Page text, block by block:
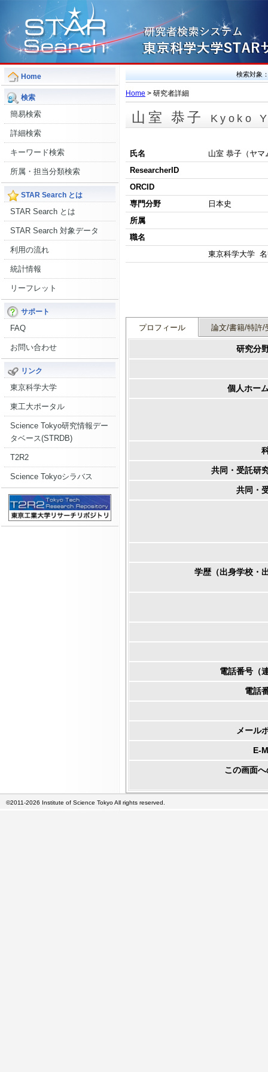
Home
検索
簡易検索
詳細検索
キーワード検索
所属・担当分類検索
STAR Search とは
STAR Search とは
STAR Search 対象データ
利用の流れ
統計情報
リーフレット
サポート
FAQ
お問い合わせ
リンク
東京科学大学
東工大ポータル
Science Tokyo研究情報デー
タベース(STRDB)
T2R2
Science Tokyoシラバス
検索対象
Home > 研究者詳細
山室 恭子 Kyoko
氏名
山室 恭子（ヤマ
ResearcherID
ORCID
専門分野
日本史
所属
職名
東京科学大学
プロフィール 論文/書籍/特許/
研究分
個人ホー
共同・受託研
共同・
学歴（出身学校・
電話番号（
電話
メール
E-
この画面
©2011-2026 Institute of Science Tokyo All rights reserved.